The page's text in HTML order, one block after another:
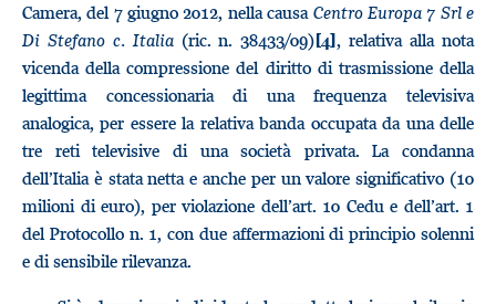
Camera, del 7 giugno 2012, nella causa Centro Europa 7 Srl e
Di Stefano c. Italia(ric. n. 38433/09)[4], relativa alla nota
vicenda della compressione del diritto di trasmissione della
legittima concessionaria di una frequenza televisiva
analogica, per essere la relativa banda occupata da una delle
tre reti televisive di una società privata. La condanna
dell’Italia è stata netta e anche per un valore significativo (10
milioni di euro), per violazione dell’art. 10 Cedu e dell’art. 1
del Protocollo n. 1, con due affermazioni di principio solenni
e di sensibile rilevanza.